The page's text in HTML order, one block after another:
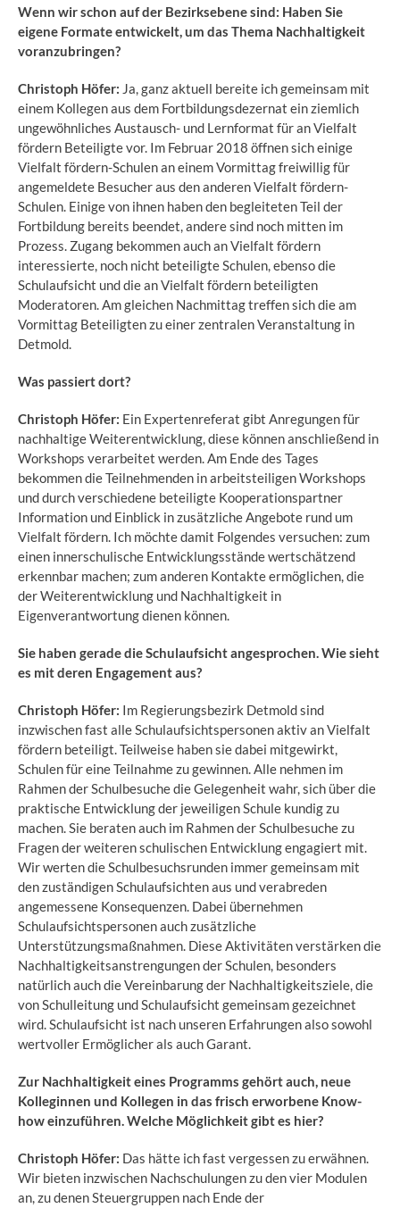
Wenn wir schon auf der Bezirksebene sind: Haben Sie
eigene Formate entwickelt, um das Thema Nachhaltigkeit
voranzubringen?
Christoph Höfer: Ja, ganz aktuell bereite ich gemeinsam mit
einem Kollegen aus dem Fortbildungsdezernat ein ziemlich
ungewöhnliches Austausch- und Lernformat für an Vielfalt
fördern Beteiligte vor. Im Februar 2018 öffnen sich einige
Vielfalt fördern-Schulen an einem Vormittag freiwillig für
angemeldete Besucher aus den anderen Vielfalt fördern-
Schulen. Einige von ihnen haben den begleiteten Teil der
Fortbildung bereits beendet, andere sind noch mitten im
Prozess. Zugang bekommen auch an Vielfalt fördern
interessierte, noch nicht beteiligte Schulen, ebenso die
Schulaufsicht und die an Vielfalt fördern beteiligten
Moderatoren. Am gleichen Nachmittag treffen sich die am
Vormittag Beteiligten zu einer zentralen Veranstaltung in
Detmold.
Was passiert dort?
Christoph Höfer: Ein Expertenreferat gibt Anregungen für
nachhaltige Weiterentwicklung, diese können anschließend in
Workshops verarbeitet werden. Am Ende des Tages
bekommen die Teilnehmenden in arbeitsteiligen Workshops
und durch verschiedene beteiligte Kooperationspartner
Information und Einblick in zusätzliche Angebote rund um
Vielfalt fördern. Ich möchte damit Folgendes versuchen: zum
einen innerschulische Entwicklungsstände wertschätzend
erkennbar machen; zum anderen Kontakte ermöglichen, die
der Weiterentwicklung und Nachhaltigkeit in
Eigenverantwortung dienen können.
Sie haben gerade die Schulaufsicht angesprochen. Wie sieht
es mit deren Engagement aus?
Christoph Höfer: Im Regierungsbezirk Detmold sind
inzwischen fast alle Schulaufsichtspersonen aktiv an Vielfalt
fördern beteiligt. Teilweise haben sie dabei mitgewirkt,
Schulen für eine Teilnahme zu gewinnen. Alle nehmen im
Rahmen der Schulbesuche die Gelegenheit wahr, sich über die
praktische Entwicklung der jeweiligen Schule kundig zu
machen. Sie beraten auch im Rahmen der Schulbesuche zu
Fragen der weiteren schulischen Entwicklung engagiert mit.
Wir werten die Schulbesuchsrunden immer gemeinsam mit
den zuständigen Schulaufsichten aus und verabreden
angemessene Konsequenzen. Dabei übernehmen
Schulaufsichtspersonen auch zusätzliche
Unterstützungsmaßnahmen. Diese Aktivitäten verstärken die
Nachhaltigkeitsanstrengungen der Schulen, besonders
natürlich auch die Vereinbarung der Nachhaltigkeitsziele, die
von Schulleitung und Schulaufsicht gemeinsam gezeichnet
wird. Schulaufsicht ist nach unseren Erfahrungen also sowohl
wertvoller Ermöglicher als auch Garant.
Zur Nachhaltigkeit eines Programms gehört auch, neue
Kolleginnen und Kollegen in das frisch erworbene Know-
how einzuführen. Welche Möglichkeit gibt es hier?
Christoph Höfer: Das hätte ich fast vergessen zu erwähnen.
Wir bieten inzwischen Nachschulungen zu den vier Modulen
an, zu denen Steuergruppen nach Ende der